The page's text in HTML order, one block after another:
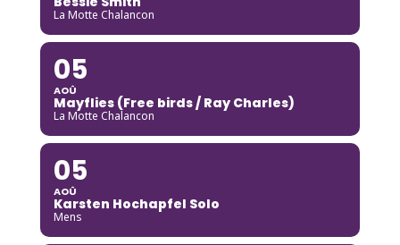
La Motte Chalancon
05
AOÛ
Mayflies (Free birds / Ray Charles)
La Motte Chalancon
05
AOÛ
Karsten Hochapfel Solo
Mens